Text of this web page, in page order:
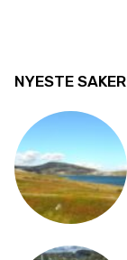
NYESTE SAKER